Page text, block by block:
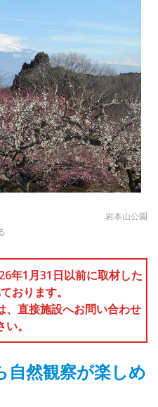
岩本山公園
年1月31日以前に取材した
おります。
、直接施設へお問い合わせ
い。
自然観察が楽しめ